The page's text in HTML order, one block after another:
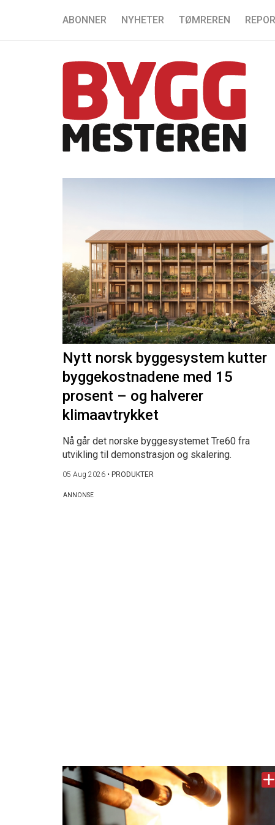
ABONNER NYHETER TØMREREN
Nytt norsk byggesystem kutter
byggekostnadene med 15
prosent – og halverer
klimaavtrykket
Nå går det norske byggesystemet Tre60 fra
utvikling til demonstrasjon og skalering.
05 Aug 2026 • PRODUKTER